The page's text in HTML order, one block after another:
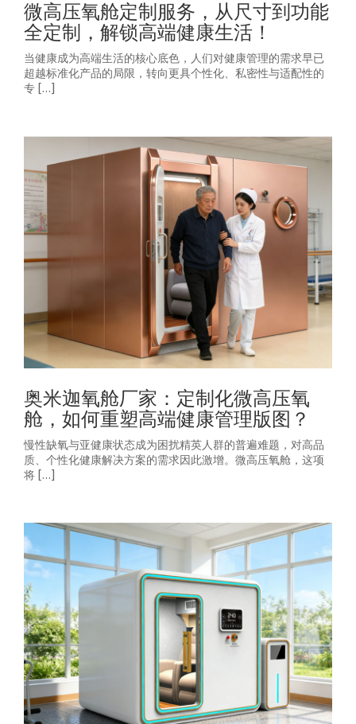
微高压氧舱定制服务，从尺寸到功能
全定制，解锁高端健康生活！
当健康成为高端生活的核心底色，人们对健康管理的需求早已
超越标准化产品的局限，转向更具个性化、私密性与适配性的
专 […]
奥米迦氧舱厂家：定制化微高压氧
舱，如何重塑高端健康管理版图？
慢性缺氧与亚健康状态成为困扰精英人群的普遍难题，对高品
质、个性化健康解决方案的需求因此激增。微高压氧舱，这项
将 […]